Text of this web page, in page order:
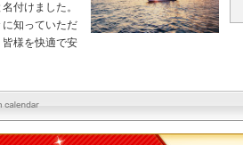
付けました。
知っていただ
様を快適で安